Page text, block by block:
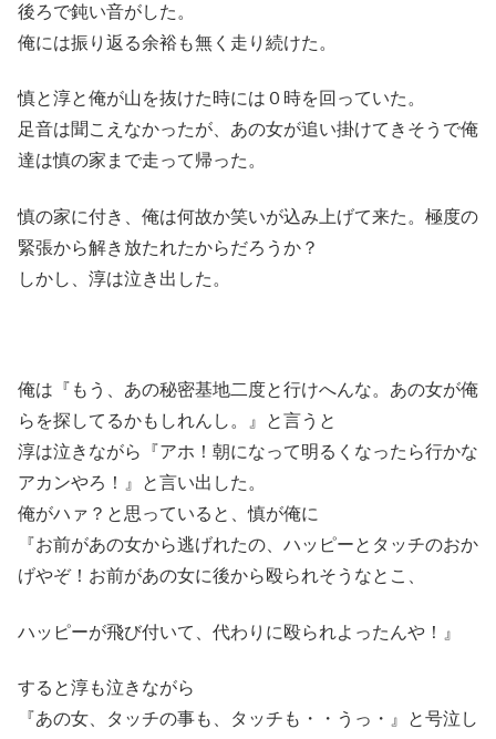
後ろで鈍い音がした。
俺には振り返る余裕も無く走り続けた。
慎と淳と俺が山を抜けた時には０時を回っていた。
足音は聞こえなかったが、あの女が追い掛けてきそうで俺
達は慎の家まで走って帰った。
慎の家に付き、俺は何故か笑いが込み上げて来た。極度の
緊張から解き放たれたからだろうか？
しかし、淳は泣き出した。
俺は『もう、あの秘密基地二度と行けへんな。あの女が俺
らを探してるかもしれんし。』と言うと
淳は泣きながら『アホ！朝になって明るくなったら行かな
アカンやろ！』と言い出した。
俺がハァ？と思っていると、慎が俺に
『お前があの女から逃げれたの、ハッピーとタッチのおか
げやぞ！お前があの女に後から殴られそうなとこ、
ハッピーが飛び付いて、代わりに殴られよったんや！』
すると淳も泣きながら
『あの女、タッチの事も、タッチも・・うっ・』と号泣し